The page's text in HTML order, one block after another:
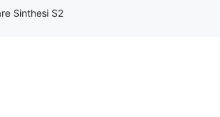
Sinthesi S2